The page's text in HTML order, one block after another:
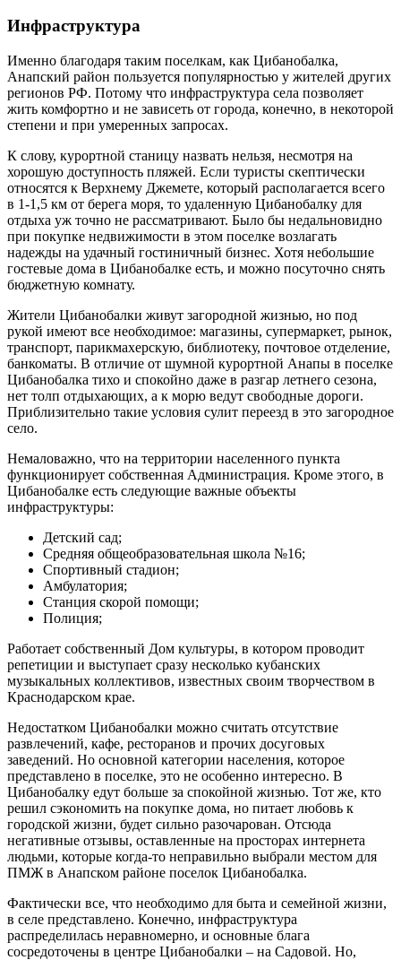
Инфраструктура
Именно благодаря таким поселкам, как Цибанобалка,
Анапский район пользуется популярностью у жителей других
регионов РФ. Потому что инфраструктура села позволяет
жить комфортно и не зависеть от города, конечно, в некоторой
степени и при умеренных запросах.
К слову, курортной станицу назвать нельзя, несмотря на
хорошую доступность пляжей. Если туристы скептически
относятся к Верхнему Джемете, который располагается всего
в 1-1,5 км от берега моря, то удаленную Цибанобалку для
отдыха уж точно не рассматривают. Было бы недальновидно
при покупке недвижимости в этом поселке возлагать
надежды на удачный гостиничный бизнес. Хотя небольшие
гостевые дома в Цибанобалке есть, и можно посуточно снять
бюджетную комнату.
Жители Цибанобалки живут загородной жизнью, но под
рукой имеют все необходимое: магазины, супермаркет, рынок,
транспорт, парикмахерскую, библиотеку, почтовое отделение,
банкоматы. В отличие от шумной курортной Анапы в поселке
Цибанобалка тихо и спокойно даже в разгар летнего сезона,
нет толп отдыхающих, а к морю ведут свободные дороги.
Приблизительно такие условия сулит переезд в это загородное
село.
Немаловажно, что на территории населенного пункта
функционирует собственная Администрация. Кроме этого, в
Цибанобалке есть следующие важные объекты
инфраструктуры:
Детский сад;
Средняя общеобразовательная школа №16;
Спортивный стадион;
Амбулатория;
Станция скорой помощи;
Полиция;
Работает собственный Дом культуры, в котором проводит
репетиции и выступает сразу несколько кубанских
музыкальных коллективов, известных своим творчеством в
Краснодарском крае.
Недостатком Цибанобалки можно считать отсутствие
развлечений, кафе, ресторанов и прочих досуговых
заведений. Но основной категории населения, которое
представлено в поселке, это не особенно интересно. В
Цибанобалку едут больше за спокойной жизнью. Тот же, кто
решил сэкономить на покупке дома, но питает любовь к
городской жизни, будет сильно разочарован. Отсюда
негативные отзывы, оставленные на просторах интернета
людьми, которые когда-то неправильно выбрали местом для
ПМЖ в Анапском районе поселок Цибанобалка.
Фактически все, что необходимо для быта и семейной жизни,
в селе представлено. Конечно, инфраструктура
распределилась неравномерно, и основные блага
сосредоточены в центре Цибанобалки – на Садовой. Но,